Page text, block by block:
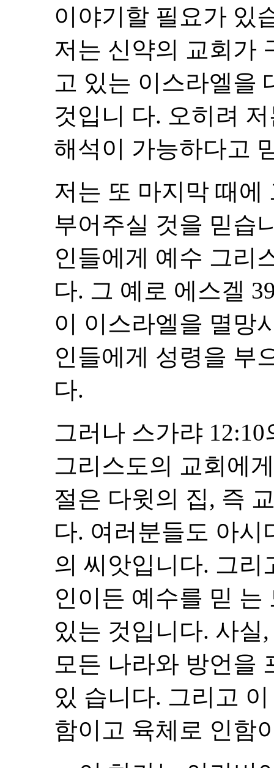
이야기할 필요가 있
저는 신약의 교회가
고 있는 이스라엘을
것입니 다. 오히려
해석이 가능하다고
저는 또 마지막 때에
부어주실 것을 믿습
인들에게 예수 그리
다. 그 예로 에스겔
이 이스라엘을 멸망
인들에게 성령을 부
다.
그러나 스가랴
그리스도의 교회에
절은 다윗의 집, 즉
다. 여러분들도 아
의 씨앗입니다. 그리
인이든 예수를 믿
있는 것입니다. 사실
모든 나라와 방언을
있 습니다. 그리고
함이고 육체로 인함